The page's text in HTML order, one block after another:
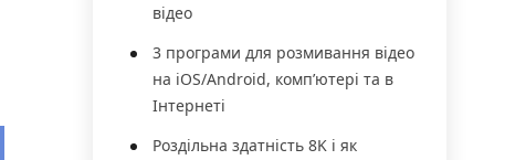
відео
3 програми для розмивання відео
на iOS/Android, комп’ютері та в
Інтернеті
Роздільна здатність 8K і як